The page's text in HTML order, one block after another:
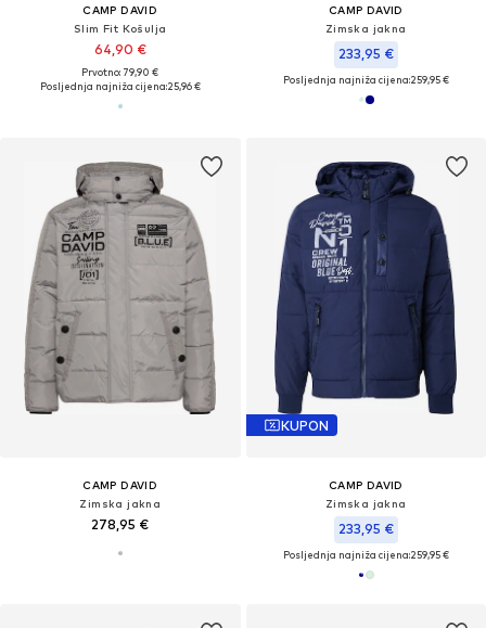
CAMP DAVID
Slim Fit Košulja
64,90 €
Prvotno: 79,90 €
Posljednja najniža cijena:25,96 €
CAMP DAVID
Zimska jakna
233,95 €
Posljednja najniža cijena:259,95 €
CAMP DAVID
Zimska jakna
278,95 €
KUPON
CAMP DAVID
Zimska jakna
233,95 €
Posljednja najniža cijena:259,95 €